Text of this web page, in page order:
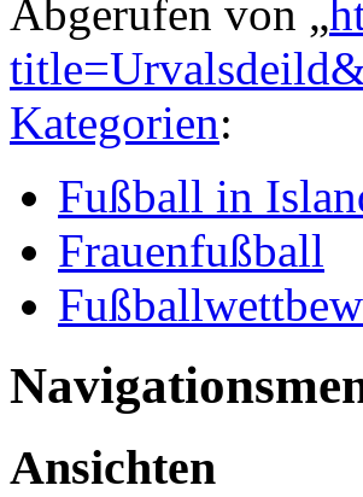
Abgerufen von „
Kategorien:
Fußball in
Frauenfußball
Ansichten